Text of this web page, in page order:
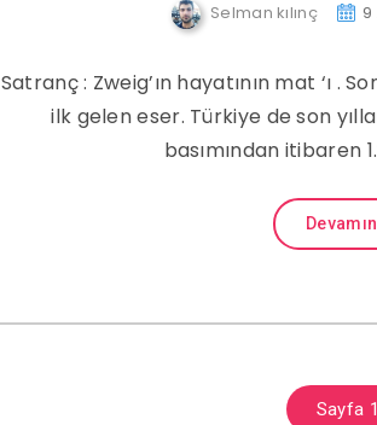
Selman kılınç 9
Satranç : Zweig’ın hayatının mat ‘ı .
ilk gelen eser. Türkiye de son
basımından itibaren
Sayfa